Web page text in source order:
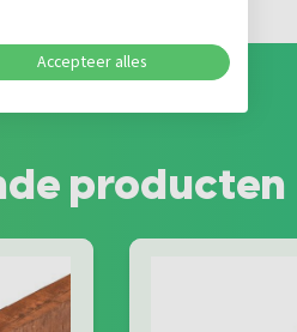
producten
Accepteer alles